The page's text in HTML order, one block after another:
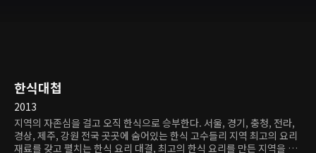
한식대첩
2013
지역의 자존심을 걸고 오직 한식으로 승부한다. 서울, 경기, 충청, 전라,
경상, 제주, 강원 전국 곳곳에 숨어있는 한식 고수들리 지역 최고의 요리
재료를 갖고 펼치는 한식 요리 대결, 최고의 한식 요리를 만든 지역을 찾